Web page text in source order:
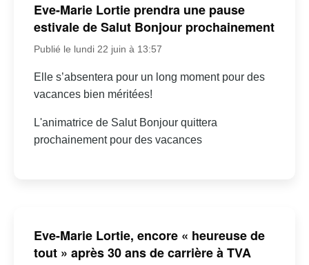
Eve-Marie Lortie prendra une pause
estivale de Salut Bonjour prochainement
Publié le lundi 22 juin à 13:57
Elle s’absentera pour un long moment pour des
vacances bien méritées!
L'animatrice de Salut Bonjour quittera
prochainement pour des vacances
Eve-Marie Lortie, encore « heureuse de
tout » après 30 ans de carrière à TVA